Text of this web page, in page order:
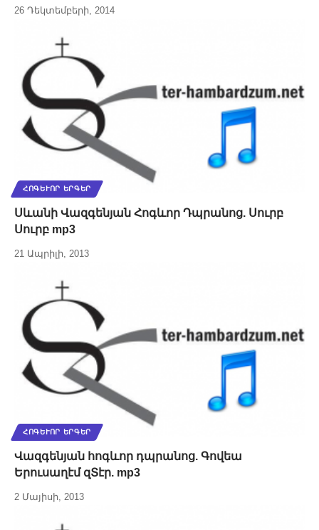
26 Դեկտեմբերի, 2014
ՀՈԳԵՒՈՐ ԵՐԳԵՐ
Սևանի Վազգենյան Հոգևոր Դպրանոց. Սուրբ
Սուրբ mp3
21 Ապրիլի, 2013
ՀՈԳԵՒՈՐ ԵՐԳԵՐ
Վազգենյան հոգևոր դպրանոց. Գովեա
Երուսաղէմ զՏէր. mp3
2 Մայիսի, 2013